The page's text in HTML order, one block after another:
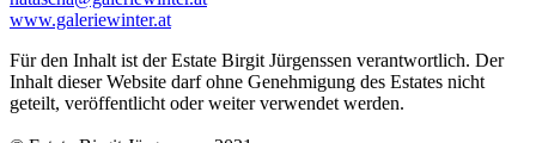
www.galeriewinter.at
Für den Inhalt ist der Estate Birgit Jürgenssen verantwortlich. Der
Inhalt dieser Website darf ohne Genehmigung des Estates nicht
geteilt, veröffentlicht oder weiter verwendet werden.